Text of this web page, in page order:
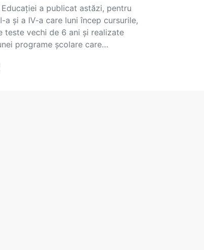
a publicat astăzi, pentru
a și a IV-a care luni încep cursurile,
teste vechi de 6 ani și realizate
programe școlare care…